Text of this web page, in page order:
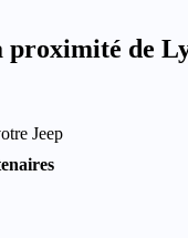
proximité de
Jeep